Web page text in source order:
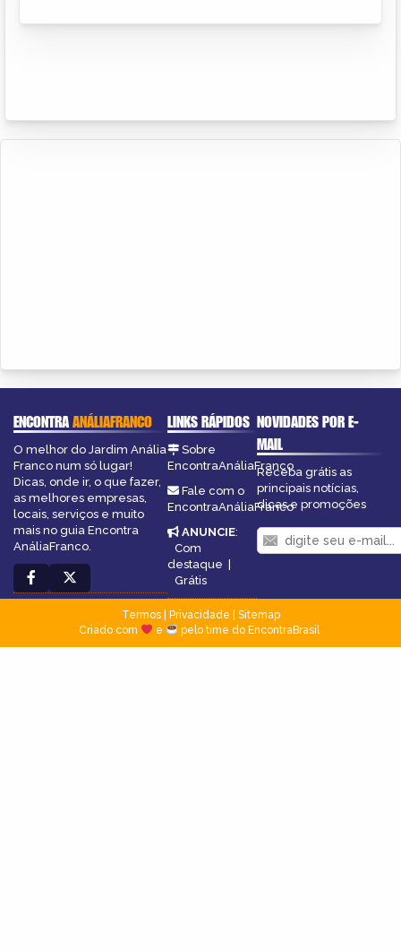
ENCONTRAANÁLIAFRANCO
O melhor do Jardim Anália
Franco num só lugar!
Dicas, onde ir, o que fazer,
as melhores empresas,
locais, serviços e muito
mais no guia Encontra
AnáliaFranco.
LINKS RÁPIDOS
Sobre
EncontraAnáliaFranco
Fale com o
EncontraAnáliaFranco
ANUNCIE:
Com
destaque |
Grátis
NOVIDADES POR E-
MAIL
Receba grátis as
principais notícias,
dicas e promoções
Termos| Privacidade
Sitemap
Criado com
e pelo time do EncontraBrasil